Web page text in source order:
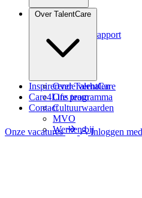
Zindicator
Zindicator rapport
Over TalentCare
Over TalentCare
Ons team
Cultuurwaarden
MVO
Werken bij
Inspirerende verhalen
Care4Life programma
Contact
Onze vacatures Inloggen